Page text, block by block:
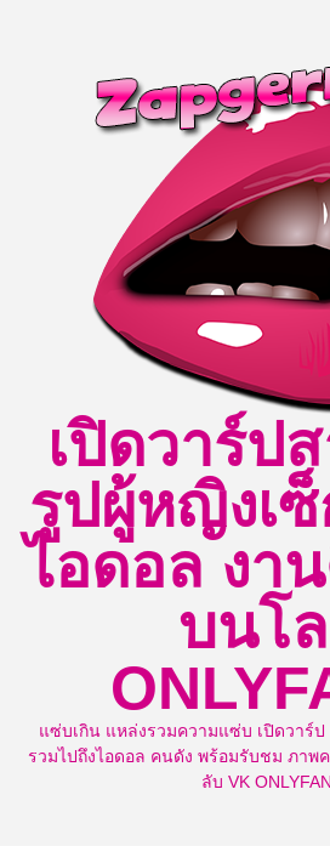
เปิดวาร์ป
รูปผู้หญิงเ
ไอดอล งา
บนโ
แซ่บเกิน แหล่งรวมความแซ่บ เปิดวาร์ป
รวมไปถึงไอดอล คนดัง พร้อมรับชม ภาพ
ลับ VK